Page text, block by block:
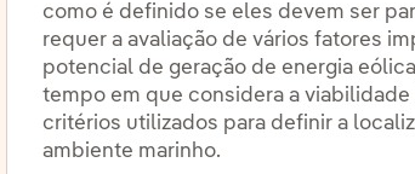
como é definido se eles devem ser
requer a avaliação de vários fatores
potencial de geração de energia
tempo em que considera a
critérios utilizados para definir a
ambiente marinho.